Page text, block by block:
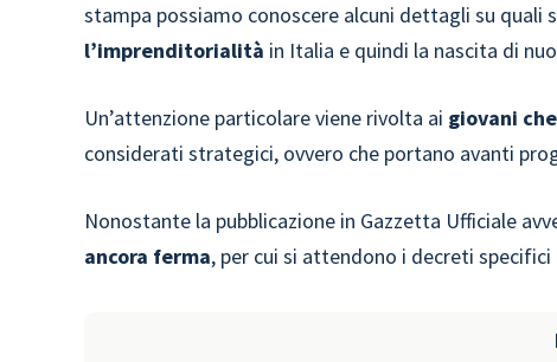
stampa possiamo conoscere alcuni dettagli su quali
l’imprenditorialità in Italia e quindi la nascita di
Un’attenzione particolare viene rivolta ai giovani
considerati strategici, ovvero che portano avanti
Nonostante la pubblicazione in Gazzetta Ufficiale
ancora ferma, per cui si attendono i decreti